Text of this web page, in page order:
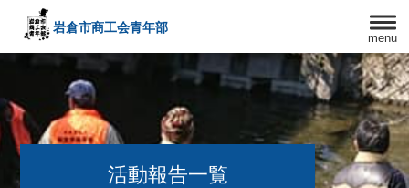
menu
岩倉市商工会青年部
〒482－0042
愛知県岩倉市中本町西出口31-1
TEL:0587-66-3400
FAX:0587-66-3417
頑張る中小企業を応援します！
活動報告一覧